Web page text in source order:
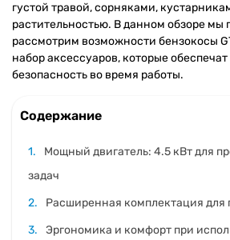
густой травой, сорняками,
растительностью. В данном обзоре мы
рассмотрим возможности бензокосы
набор аксессуаров, которые
безопасность во время работы.
Содержание
Мощный двигатель: 4.5 кВт для
задач
Расширенная комплектация для
Эргономика и комфорт при